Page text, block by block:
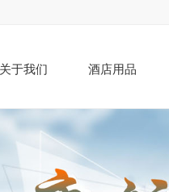
关于我们 酒店用品